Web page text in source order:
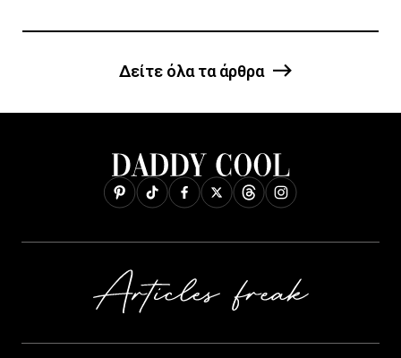
Δείτε όλα τα άρθρα